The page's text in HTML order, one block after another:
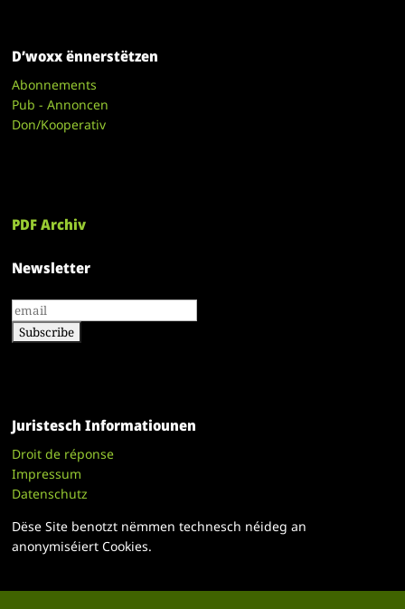
D’woxx ënnerstëtzen
Abonnements
Pub - Annoncen
Don/Kooperativ
PDF Archiv
Newsletter
Juristesch Informatiounen
Droit de réponse
Impressum
Datenschutz
Dëse Site benotzt nëmmen technesch néideg an
anonymiséiert Cookies.